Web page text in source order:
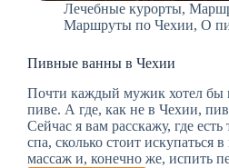
Лечебные курорты,
Маршруты по Чехии, О
Пивные ванны в Чехии
Почти каждый мужик хотел бы
пиве. А где, как не в Чехии,
Сейчас я вам расскажу, где
спа, сколько стоит искупаться
массаж и, конечно же, испить